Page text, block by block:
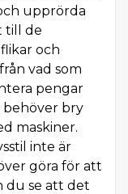
upprörda
till de
och
vad som
pengar
behöver bry
maskiner.
inte är
göra för att
du se att det